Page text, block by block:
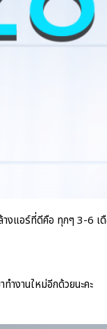
งแอร์ที่ดีคือ ทุกๆ 3-6 เดื
ำงานใหม่อีกด้วยนะคะ